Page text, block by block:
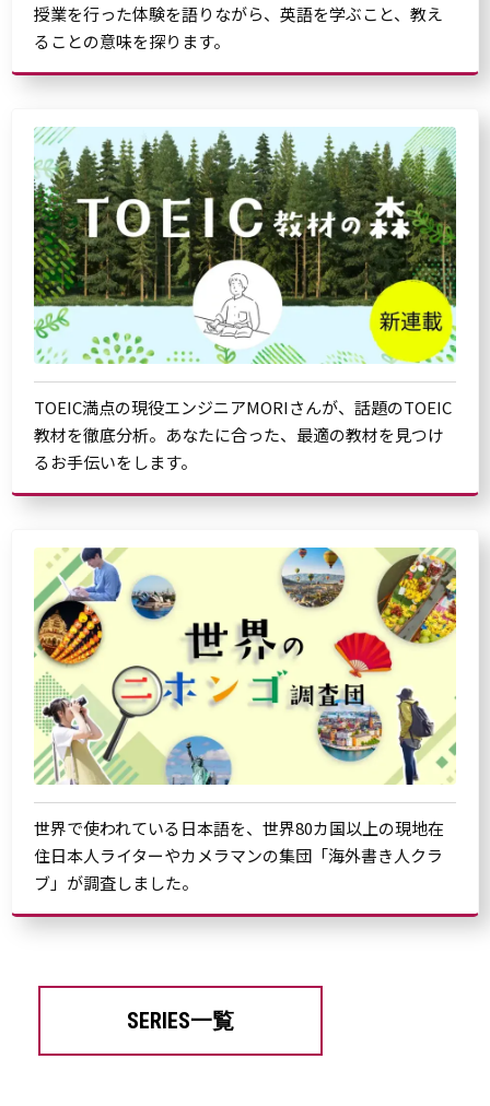
授業を行った体験を語りながら、英語を学ぶこと、教え
ることの意味を探ります。
TOEIC満点の現役エンジニアMORIさんが、話題のTOEIC
教材を徹底分析。あなたに合った、最適の教材を見つけ
るお手伝いをします。
世界で使われている日本語を、世界80カ国以上の現地在
住日本人ライターやカメラマンの集団「海外書き人クラ
ブ」が調査しました。
SERIES一覧